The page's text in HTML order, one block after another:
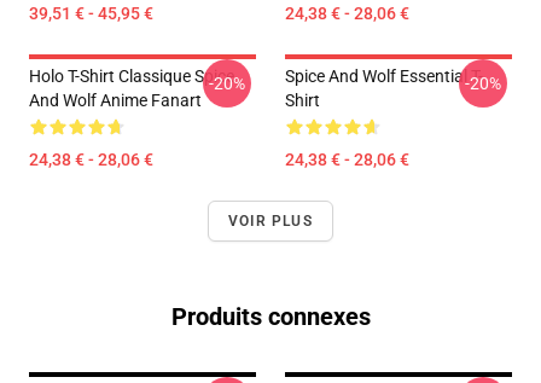
39,51 € - 45,95 € 24,38 € - 28,06 €
Holo T-Shirt Classique Spice
And Wolf Anime Fanart
24,38 € - 28,06 €
-20%
Spice And Wolf Essential T-
Shirt
24,38 € - 28,06 €
-20%
VOIR PLUS
Produits connexes